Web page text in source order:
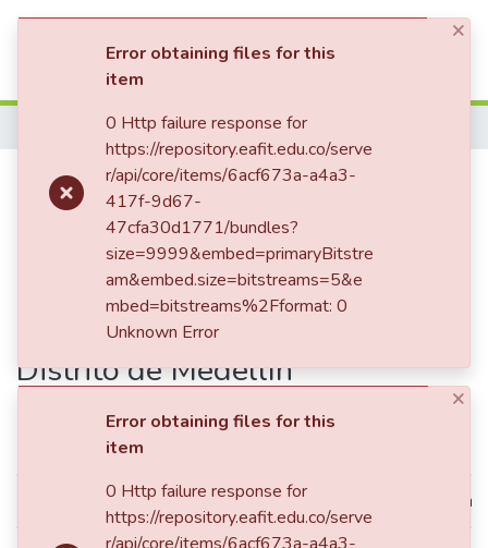
Communities & Collections
All of DSpace
Statistics
Publication:Retos y
particularidades del Impuesto
de Industria y Comercio (ICA) en
actividades de creación de
contenido para adultos en el
Distrito de Medellín
Simple item page
dc.contributor.advisor Vélez Villegas, Juan Esteban
×
Error obtaining files for this
item
0 Http failure response for
https://repository.eafit.edu.co/serve
r/api/core/items/6acf673a-a4a3-
417f-9d67-
47cfa30d1771/bundles?
size=9999&embed=primaryBitstre
am&embed.size=bitstreams=5&e
mbed=bitstreams%2Fformat: 0
Unknown Error
×
Error obtaining files for this
item
0 Http failure response for
https://repository.eafit.edu.co/serve